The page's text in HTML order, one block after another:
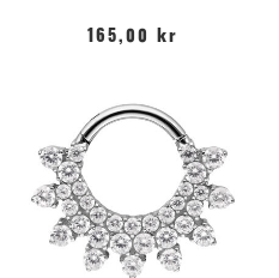
165,00 kr